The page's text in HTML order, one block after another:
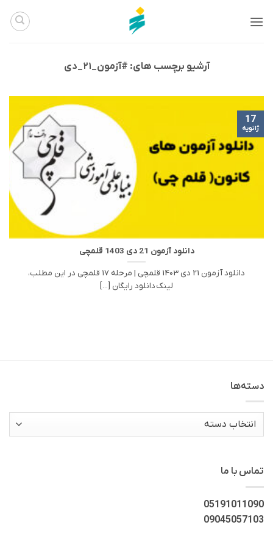
آرشیو برچسب های: #آزمون_۲۱_دی
دانلود آزمون 21 دی 1403 قلمچی
دانلود آزمون 21 دی 1403 قلمچی | مرحله 17 قلمچی در این مطلب،
لینک دانلود رایگان [...]
17
ژانویه
دسته‌ها
دسته‌ها
تماس با ما
05191011090
09045057103